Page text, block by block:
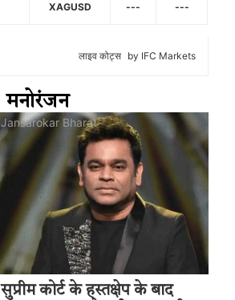
XAGUSD --- ---
लाइव कोट्स by IFC Markets
मनोरंजन
Jansarokar Bharat
सुप्रीम कोर्ट के हस्तक्षेप के बाद